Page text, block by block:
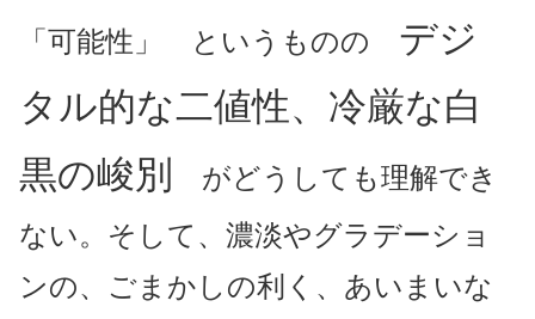
「可能性」 というものの デジ
タル的な二値性、冷厳な白
黒の峻別
がどうしても理解でき
ない。そして、濃淡やグラデーショ
ンの、ごまかしの利く、あいまいな